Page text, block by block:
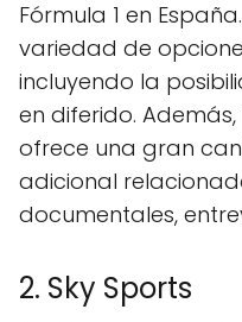
Fórmula 1 en
variedad de
incluyendo la
en diferido.
ofrece una gran
adicional
documentales,
2. Sky Sports